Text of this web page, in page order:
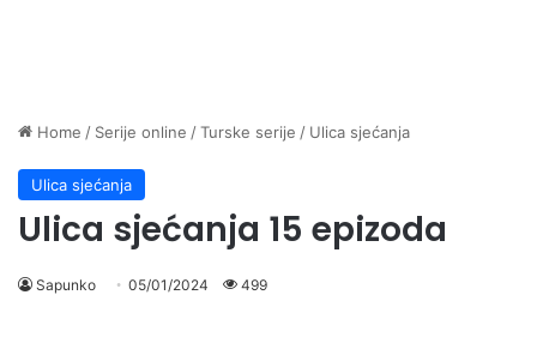
Home / Serije online /Turske serije / Ulica sjećanja
Ulica sjećanja
Ulica sjećanja 15 epizoda
Sapunko 05/01/2024 499